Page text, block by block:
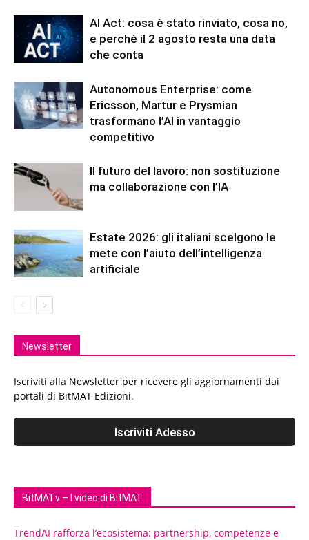
AI Act: cosa è stato rinviato, cosa no,
e perché il 2 agosto resta una data
che conta
Autonomous Enterprise: come
Ericsson, Martur e Prysmian
trasformano l’AI in vantaggio
competitivo
Il futuro del lavoro: non sostituzione
ma collaborazione con l’IA
Estate 2026: gli italiani scelgono le
mete con l’aiuto dell’intelligenza
artificiale
Newsletter
Iscriviti alla Newsletter per ricevere gli aggiornamenti dai
portali di BitMAT Edizioni.
BitMATv – I video di BitMAT
TrendAI rafforza l’ecosistema: partnership, competenze e